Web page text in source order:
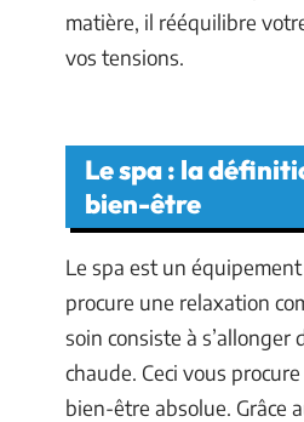
matière, il rééquilibre
vos tensions.
Le spa : la
bien-être
Le spa est un
procure une relaxation
soin consiste à s’allonger
chaude. Ceci vous
bien-être absolue. Grâce